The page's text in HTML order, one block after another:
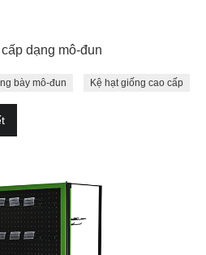
dạng mô-đun
bày mô-đun Kệ hạt giống cao cấp